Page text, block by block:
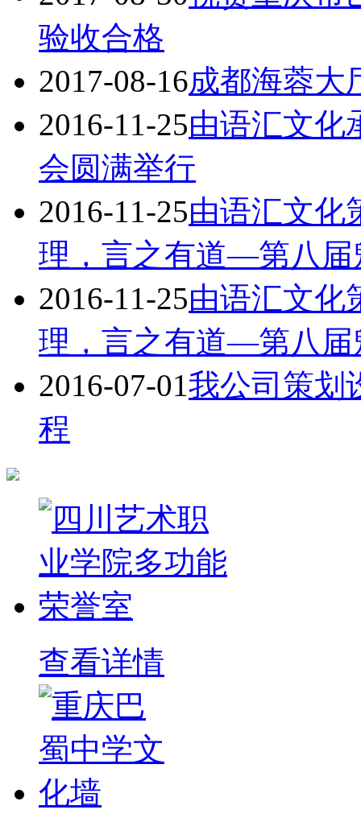
验收合格
2017-08-16成都海蓉大
2016-11-25由语汇文化
会圆满举行
2016-11-25由语汇文化
理，言之有道—第八届
2016-11-25由语汇文化
理，言之有道—第八届
2016-07-01我公司策划
程
查看详情